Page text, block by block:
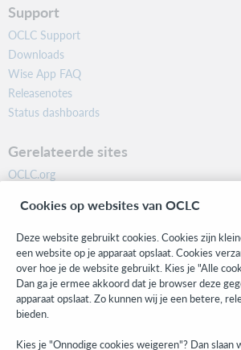
Support
OCLC Support
Downloads
Wise App FAQ
Releasenotes
Status dashboards
Gerelateerde sites
OCLC.org
Community
Research
WebJunction
Developer Network
Blijf op de hoogte
Ontvang de laatste informatie over onze
Cookies op websites van OCLC
Deze website gebruikt cookies. Cookies zijn
een website op je apparaat opslaat. Cookies
over hoe je de website gebruikt. Kies je "Alle
Dan ga je ermee akkoord dat je browser deze
apparaat opslaat. Zo kunnen wij je een betere,
bieden.
Kies je "Onnodige cookies weigeren"? Dan slaan